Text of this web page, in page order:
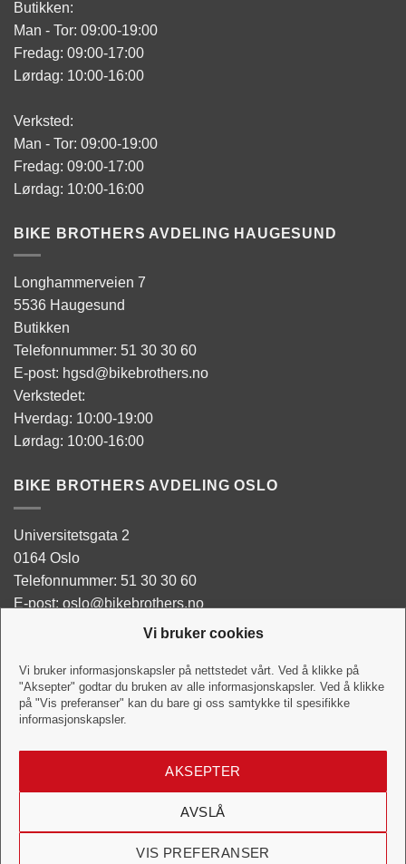
Vi bruker cookies
Vi bruker informasjonskapsler på nettstedet vårt. Ved å klikke på
"Aksepter" godtar du bruken av alle informasjonskapsler. Ved å klikke
på "Vis preferanser" kan du bare gi oss samtykke til spesifikke
informasjonskapsler.
AKSEPTER
AVSLÅ
VIS PREFERANSER
Butikken:
Man - Tor: 09:00-19:00
Fredag: 09:00-17:00
Lørdag: 10:00-16:00
Verksted:
Man - Tor: 09:00-19:00
Fredag: 09:00-17:00
Lørdag: 10:00-16:00
BIKE BROTHERS AVDELING HAUGESUND
Longhammerveien 7
5536 Haugesund
Butikken
Telefonnummer: 51 30 30 60
E-post: hgsd@bikebrothers.no
Verkstedet:
Hverdag: 10:00-19:00
Lørdag: 10:00-16:00
BIKE BROTHERS AVDELING OSLO
Universitetsgata 2
0164 Oslo
Telefonnummer: 51 30 30 60
E-post: oslo@bikebrothers.no
Man - Tor: 10:00-18:00
Fredag: 10:00-18:00
Lørdag:10:00-16:00